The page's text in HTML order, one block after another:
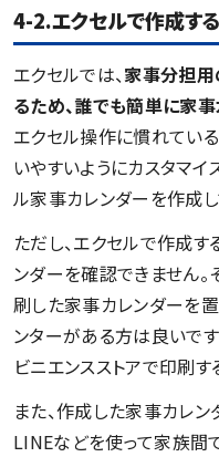
4-2.エクセルで作成する
エクセルでは、家事分担用
るため、誰でも簡単に家
エクセル操作に慣れてい
いやすいようにカスタマイ
ル家事カレンダーを作成し
ただし、エクセルで作成
ンダーを確認できません
刷した家事カレンダーを
ンターがある方は良いで
ビニエンスストアで印刷す
また、作成した家事カレ
LINEなどを使って家族間